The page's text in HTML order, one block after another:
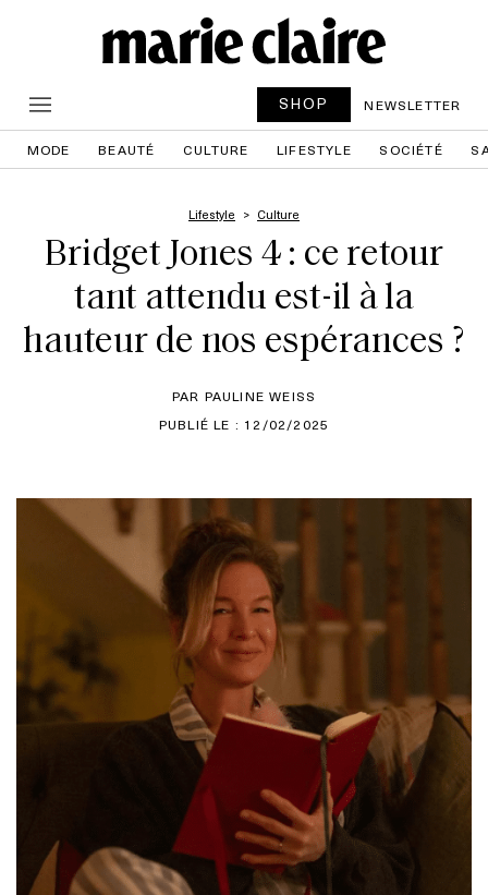
SHOP NEWSLETTER
MODE BEAUTÉ CULTURE LIFESTYLE SOCIÉTÉ
Lifestyle Culture
Bridget Jones 4 : ce retour
tant attendu est-il à la
hauteur de nos espérances ?
PAR PAULINE WEISS
PUBLIÉ LE : 12/02/2025